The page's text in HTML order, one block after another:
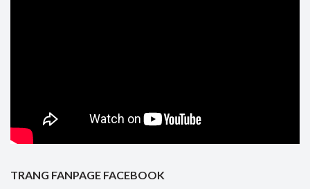
TRANG FANPAGE FACEBOOK